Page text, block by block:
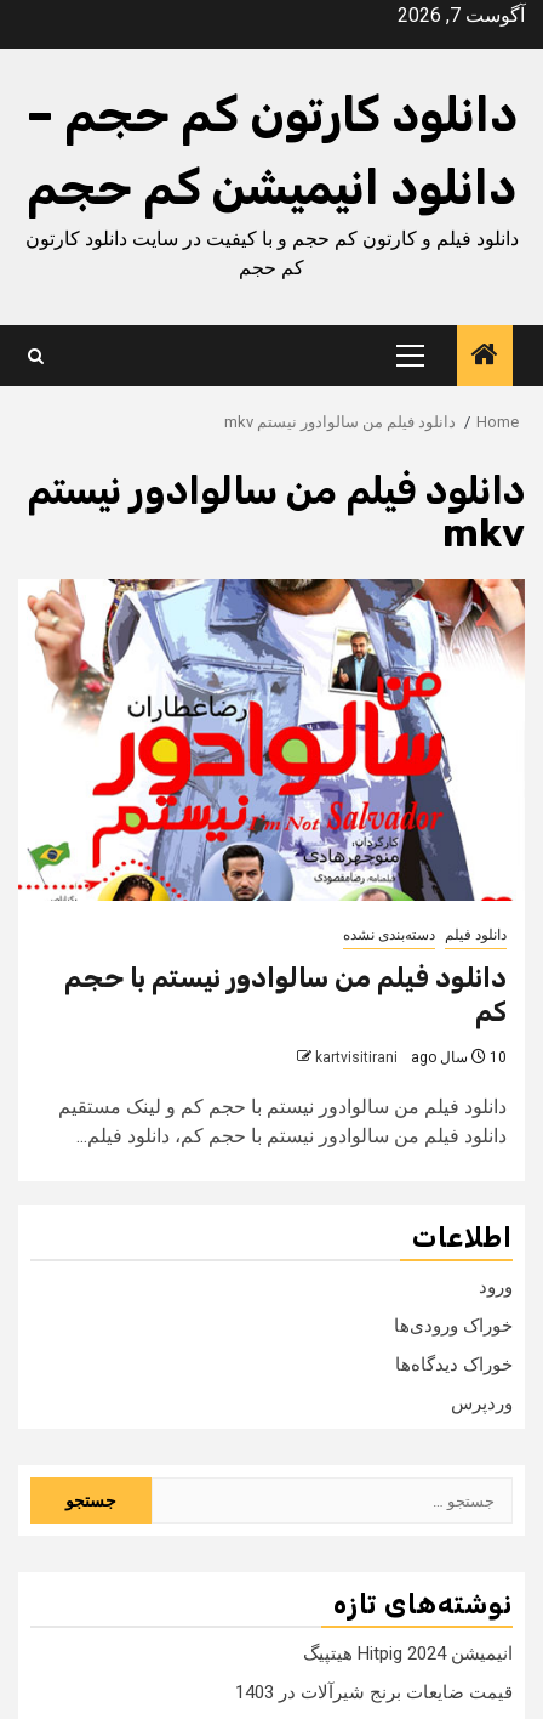
Skipآگوست 7, 2026
دانلود کارتون کم حجم –
دانلود انیمیشن کم حجم
دانلود فیلم و کارتون کم حجم و با کیفیت در سایت دانلود کارتون
کم حجم
Primary
Menu
Home دانلود فیلم من سالوادور نیستم mkv
دانلود فیلم من سالوادور نیستم
mkv
دانلود فیلم دسته‌بندی نشده
دانلود فیلم من سالوادور نیستم با حجم
کم
10 سال ago kartvisitirani
دانلود فیلم من سالوادور نیستم با حجم کم و لینک مستقیم
دانلود فیلم من سالوادور نیستم با حجم کم، دانلود فیلم...
اطلاعات
ورود
خوراک ورودی‌ها
خوراک دیدگاه‌ها
وردپرس
نوشته‌های تازه
انیمیشن Hitpig 2024 هیتپیگ
قیمت ضایعات برنج شیرآلات در 1403